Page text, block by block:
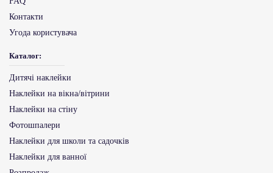
Контакти
Угода користувача
Каталог:
Дитячі наклейки
Наклейки на вікна/вітрини
Наклейки на стіну
Фотошпалери
Наклейки для школи та садочків
Наклейки для ванної